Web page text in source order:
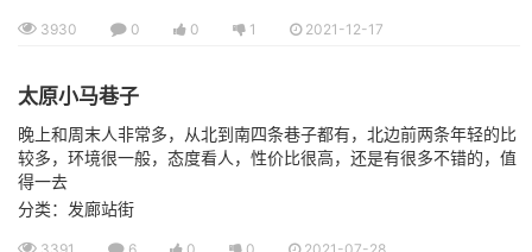
3930 0 0 1 2021-12-17
太原小马巷子
晚上和周末人非常多，从北到南四条巷子都有，北边前两条年轻的比
较多，环境很一般，态度看人，性价比很高，还是有很多不错的，值
得一去
分类：发廊站街